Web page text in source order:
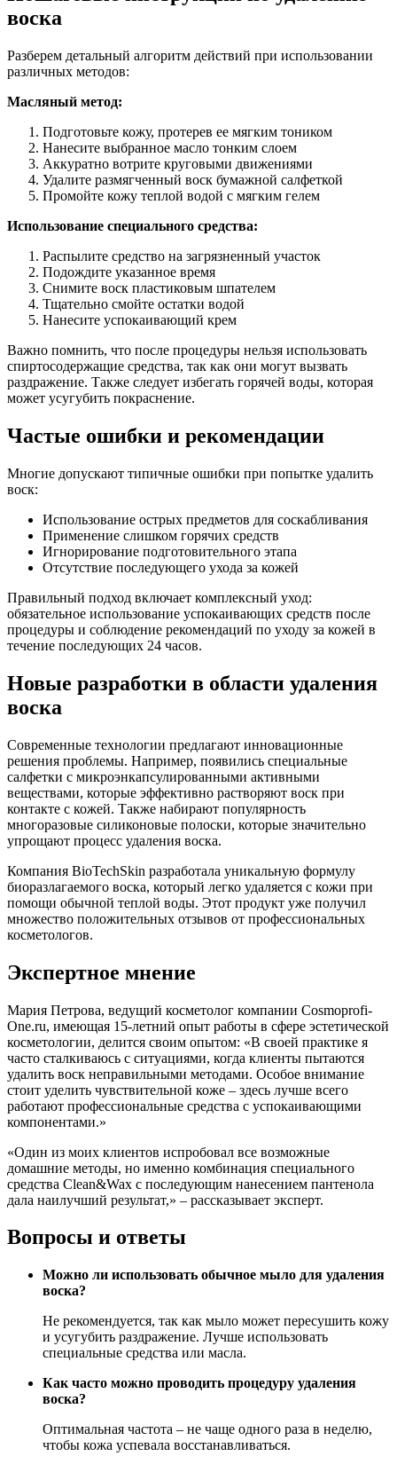
воска
Разберем детальный алгоритм действий при использовании
различных методов:
Масляный метод:
Подготовьте кожу, протерев ее мягким тоником
Нанесите выбранное масло тонким слоем
Аккуратно вотрите круговыми движениями
Удалите размягченный воск бумажной салфеткой
Промойте кожу теплой водой с мягким гелем
Использование специального средства:
Распылите средство на загрязненный участок
Подождите указанное время
Снимите воск пластиковым шпателем
Тщательно смойте остатки водой
Нанесите успокаивающий крем
Важно помнить, что после процедуры нельзя использовать
спиртосодержащие средства, так как они могут вызвать
раздражение. Также следует избегать горячей воды, которая
может усугубить покраснение.
Частые ошибки и рекомендации
Многие допускают типичные ошибки при попытке удалить
воск:
Использование острых предметов для соскабливания
Применение слишком горячих средств
Игнорирование подготовительного этапа
Отсутствие последующего ухода за кожей
Правильный подход включает комплексный уход:
обязательное использование успокаивающих средств после
процедуры и соблюдение рекомендаций по уходу за кожей в
течение последующих 24 часов.
Новые разработки в области удаления
воска
Современные технологии предлагают инновационные
решения проблемы. Например, появились специальные
салфетки с микроэнкапсулированными активными
веществами, которые эффективно растворяют воск при
контакте с кожей. Также набирают популярность
многоразовые силиконовые полоски, которые значительно
упрощают процесс удаления воска.
Компания BioTechSkin разработала уникальную формулу
биоразлагаемого воска, который легко удаляется с кожи при
помощи обычной теплой воды. Этот продукт уже получил
множество положительных отзывов от профессиональных
косметологов.
Экспертное мнение
Мария Петрова, ведущий косметолог компании Cosmoprofi-
One.ru, имеющая 15-летний опыт работы в сфере эстетической
косметологии, делится своим опытом: «В своей практике я
часто сталкиваюсь с ситуациями, когда клиенты пытаются
удалить воск неправильными методами. Особое внимание
стоит уделить чувствительной коже – здесь лучше всего
работают профессиональные средства с успокаивающими
компонентами.»
«Один из моих клиентов испробовал все возможные
домашние методы, но именно комбинация специального
средства Clean&Wax с последующим нанесением пантенола
дала наилучший результат,» – рассказывает эксперт.
Вопросы и ответы
Можно ли использовать обычное мыло для удаления
воска?
Не рекомендуется, так как мыло может пересушить кожу
и усугубить раздражение. Лучше использовать
специальные средства или масла.
Как часто можно проводить процедуру удаления
воска?
Оптимальная частота – не чаще одного раза в неделю,
чтобы кожа успевала восстанавливаться.